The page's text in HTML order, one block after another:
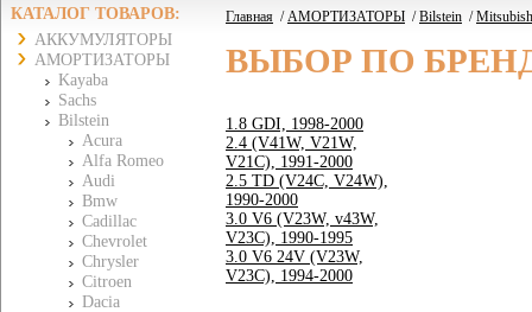
КАТАЛОГ ТОВАРОВ:
АККУМУЛЯТОРЫ
АМОРТИЗАТОРЫ
Kayaba
Sachs
Bilstein
Acura
Alfa Romeo
Audi
Bmw
Cadillac
Chevrolet
Chrysler
Citroen
Dacia
Главная /АМОРТИЗАТОРЫ /Bilstein /
ВЫБОР ПО
1.8 GDI, 1998-2000
2.4 (V41W, V21W,
V21C), 1991-2000
2.5 TD (V24C, V24W),
1990-2000
3.0 V6 (V23W, v43W,
V23C), 1990-1995
3.0 V6 24V (V23W,
V23C), 1994-2000